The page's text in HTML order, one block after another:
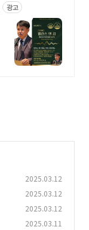
광고
2025.03.12
2025.03.12
2025.03.12
2025.03.11